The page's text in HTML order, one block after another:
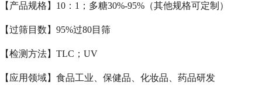
【产品规格】10：1；多糖30%-95%（其他规格可定制）
【过筛目数】95%过80目筛
【检测方法】TLC；UV
【应用领域】食品工业、保健品、化妆品、药品研发